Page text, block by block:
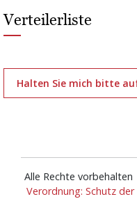
Verteilerliste
Halten Sie mich bitte
Alle Rechte
Verordnung: Schutz